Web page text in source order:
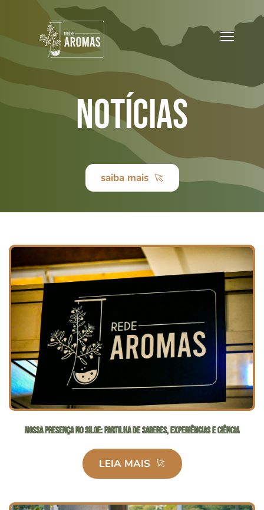
notÍcias
saiba mais
Nossa presença no SILOE: partilha de saberes, experiências e ciência
LEIA MAIS